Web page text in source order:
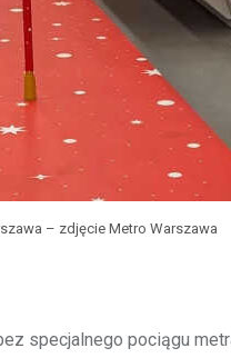
– zdjęcie Metro Warszawa
specjalnego pociągu